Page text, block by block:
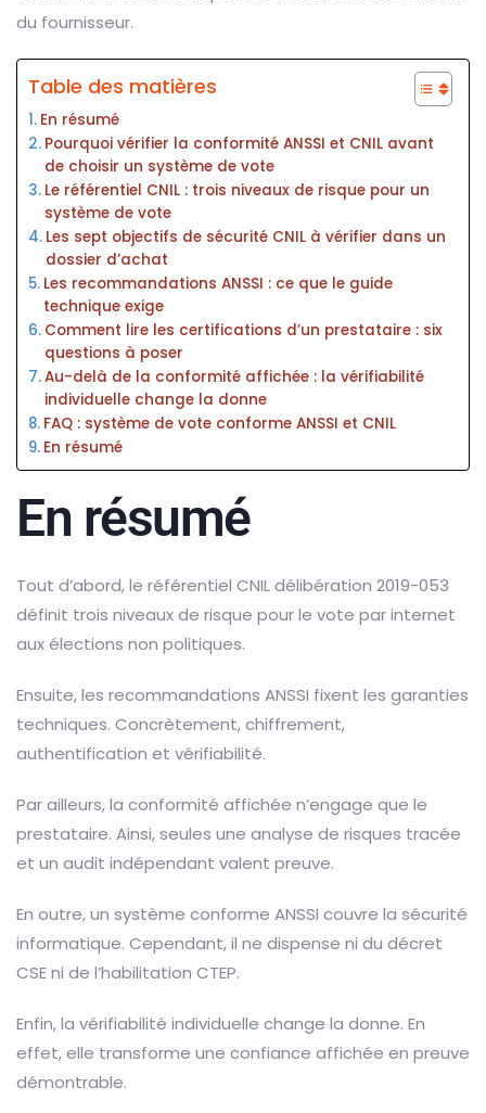
du fournisseur.
Table des matières
En résumé
Pourquoi vérifier la conformité ANSSI et CNIL avant
de choisir un système de vote
Le référentiel CNIL : trois niveaux de risque pour un
système de vote
Les sept objectifs de sécurité CNIL à vérifier dans un
dossier d’achat
Les recommandations ANSSI : ce que le guide
technique exige
Comment lire les certifications d’un prestataire : six
questions à poser
Au-delà de la conformité affichée : la vérifiabilité
individuelle change la donne
FAQ : système de vote conforme ANSSI et CNIL
En résumé
En résumé
Tout d’abord, le référentiel CNIL délibération 2019-053
définit trois niveaux de risque pour le vote par internet
aux élections non politiques.
Ensuite, les recommandations ANSSI fixent les garanties
techniques. Concrètement, chiffrement,
authentification et vérifiabilité.
Par ailleurs, la conformité affichée n’engage que le
prestataire. Ainsi, seules une analyse de risques tracée
et un audit indépendant valent preuve.
En outre, un système conforme ANSSI couvre la sécurité
informatique. Cependant, il ne dispense ni du décret
CSE ni de l’habilitation CTEP.
Enfin, la vérifiabilité individuelle change la donne. En
effet, elle transforme une confiance affichée en preuve
démontrable.